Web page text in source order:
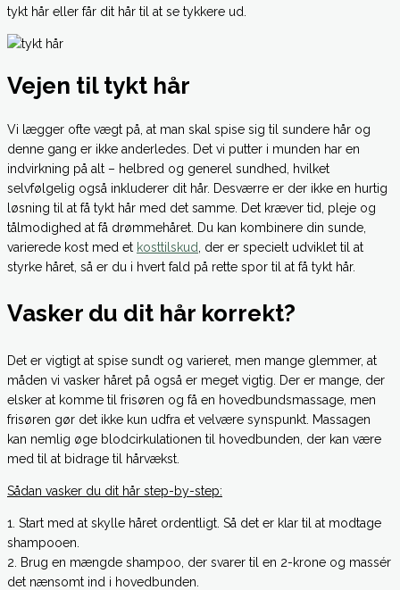
tykt hår eller får dit hår til at se tykkere ud.
Vejen til tykt hår
Vi lægger ofte vægt på, at man skal spise sig til sundere hår og
denne gang er ikke anderledes. Det vi putter i munden har en
indvirkning på alt – helbred og generel sundhed, hvilket
selvfølgelig også inkluderer dit hår. Desværre er der ikke en hurtig
løsning til at få tykt hår med det samme. Det kræver tid, pleje og
tålmodighed at få drømmehåret. Du kan kombinere din sunde,
varierede kost med et kosttilskud
, der er specielt udviklet til at
styrke håret, så er du i hvert fald på rette spor til at få tykt hår.
Vasker du dit hår korrekt?
Det er vigtigt at spise sundt og varieret, men mange glemmer, at
måden vi vasker håret på også er meget vigtig. Der er mange, der
elsker at komme til frisøren og få en hovedbundsmassage, men
frisøren gør det ikke kun udfra et velvære synspunkt. Massagen
kan nemlig øge blodcirkulationen til hovedbunden, der kan være
med til at bidrage til hårvækst.
Sådan vasker du dit hår step-by-step:
1. Start med at skylle håret ordentligt. Så det er klar til at modtage
shampooen.
2. Brug en mængde shampoo, der svarer til en 2-krone og massér
det nænsomt ind i hovedbunden.